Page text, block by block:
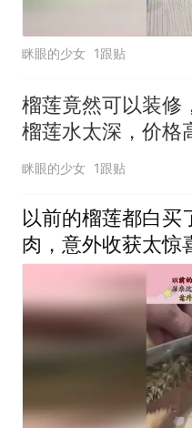
眯眼的少女 1跟贴
榴莲竟然可以装修
榴莲水太深，价格
能是二次利用的！
眯眼的少女 1跟贴
以前的榴莲都白买
肉，意外收获太惊